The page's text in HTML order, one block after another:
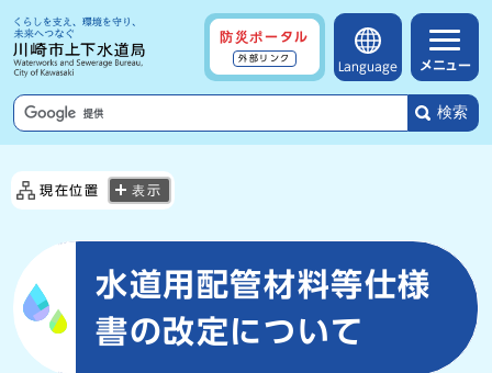
防災ポータル
外部リンク
Language メニュー
検索
現在位置 表示
水道用配管材料等仕様
書の改定について